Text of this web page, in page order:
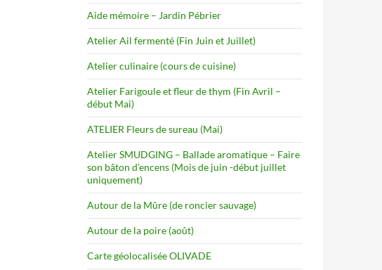
Aide mémoire – Jardin Pébrier
Atelier Ail fermenté (Fin Juin et Juillet)
Atelier culinaire (cours de cuisine)
Atelier Farigoule et fleur de thym (Fin Avril –
début Mai)
ATELIER Fleurs de sureau (Mai)
Atelier SMUDGING – Ballade aromatique – Faire
son bâton d’encens (Mois de juin -début juillet
uniquement)
Autour de la Mûre (de roncier sauvage)
Autour de la poire (août)
Carte géolocalisée OLIVADE